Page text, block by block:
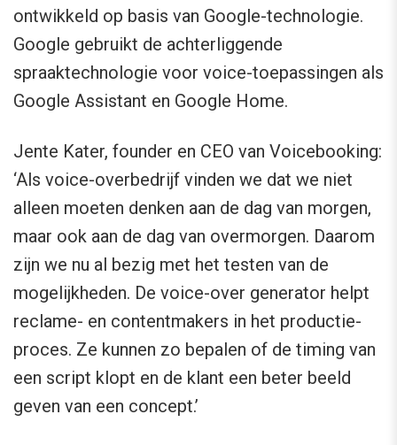
ontwikkeld op basis van Google-technologie.
Google gebruikt de achterliggende
spraaktechnologie voor voice-toepassingen als
Google Assistant en Google Home.
Jente Kater, founder en CEO van Voicebooking:
‘Als voice-overbedrijf vinden we dat we niet
alleen moeten denken aan de dag van morgen,
maar ook aan de dag van overmorgen. Daarom
zijn we nu al bezig met het testen van de
mogelijkheden. De voice-over generator helpt
reclame- en contentmakers in het productie-
proces. Ze kunnen zo bepalen of de timing van
een script klopt en de klant een beter beeld
geven van een concept.’